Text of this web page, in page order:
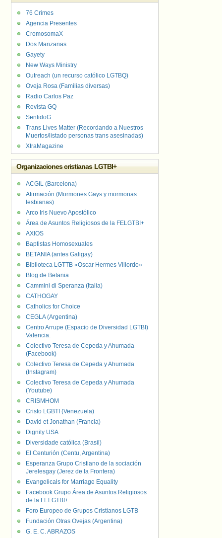
76 Crimes
Agencia Presentes
CromosomaX
Dos Manzanas
Gayety
New Ways Ministry
Outreach (un recurso católico LGTBQ)
Oveja Rosa (Familias diversas)
Radio Carlos Paz
Revista GQ
SentidoG
Trans Lives Matter (Recordando a Nuestros
Muertos/listado personas trans asesinadas)
XtraMagazine
Organizaciones cristianas LGTBI+
ACGIL (Barcelona)
Afirmación (Mormones Gays y mormonas
lesbianas)
Arco Iris Nuevo Apostólico
Área de Asuntos Religiosos de la FELGTBI+
AXIOS
Baptistas Homosexuales
BETANIA (antes Galigay)
Biblioteca LGTTB «Oscar Hermes Villordo»
Blog de Betania
Cammini di Speranza (Italia)
CATHOGAY
Catholics for Choice
CEGLA (Argentina)
Centro Arrupe (Espacio de Diversidad LGTBI)
Valencia.
Colectivo Teresa de Cepeda y Ahumada
(Facebook)
Colectivo Teresa de Cepeda y Ahumada
(Instagram)
Colectivo Teresa de Cepeda y Ahumada
(Youtube)
CRISMHOM
Cristo LGBTI (Venezuela)
David et Jonathan (Francia)
Dignity USA
Diversidade católica (Brasil)
El Centurión (Centu, Argentina)
Esperanza Grupo Cristiano de la sociación
Jerelesgay (Jerez de la Frontera)
Evangelicals for Marriage Equality
Facebook Grupo Área de Asuntos Religiosos
de la FELGTBI+
Foro Europeo de Grupos Cristianos LGTB
Fundación Otras Ovejas (Argentina)
G. E. C. ABRAZOS